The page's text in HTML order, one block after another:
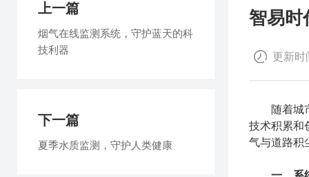
智易时
更新时
随着城市
技术积累和
气与道路积
上一篇
烟气在线监测系统，守护蓝天的科
技利器
下一篇
夏季水质监测，守护人类健康